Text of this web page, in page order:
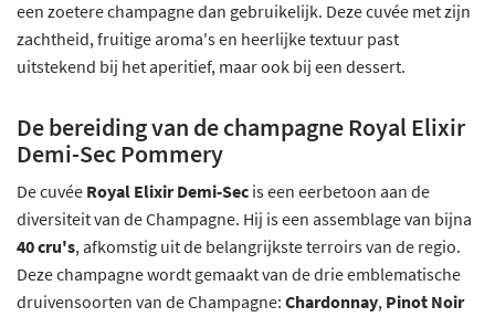
een zoetere champagne dan gebruikelijk. Deze cuvée met zijn
zachtheid, fruitige aroma's en heerlijke textuur past
uitstekend bij het aperitief, maar ook bij een dessert.
De bereiding van de champagne Royal Elixir
Demi-Sec Pommery
De cuvée Royal Elixir Demi-Sec is een eerbetoon aan de
diversiteit van de Champagne. Hij is een assemblage van bijna
40 cru's, afkomstig uit de belangrijkste terroirs van de regio.
Deze champagne wordt gemaakt van de drie emblematische
druivensoorten van de Champagne: Chardonnay, Pinot Noir